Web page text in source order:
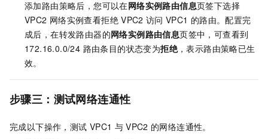
添加路由策略后，您可以在网络实例路由信息页签下选择
VPC2 网络实例查看拒绝 VPC2 访问 VPC1 的路由。配置完
成后，在转发路由器的网络实例路由信息页签中，可查看到
172.16.0.0/24 路由条目的状态变为拒绝，表示路由策略已生
效。
步骤三：测试网络连通性
完成以下操作，测试 VPC1 与 VPC2 的网络连通性。